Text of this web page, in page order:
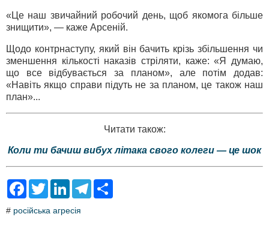
«Це наш звичайний робочий день, щоб якомога більше
знищити», — каже Арсеній.
Щодо контрнаступу, який він бачить крізь збільшення чи
зменшення кількості наказів стріляти, каже: «Я думаю,
що все відбувається за планом», але потім додав:
«Навіть якщо справи підуть не за планом, це також наш
план»...
Читати також:
Коли ти бачиш вибух літака свого колеги — це шок
F
e
T
t
L
k
T
# російська агресія